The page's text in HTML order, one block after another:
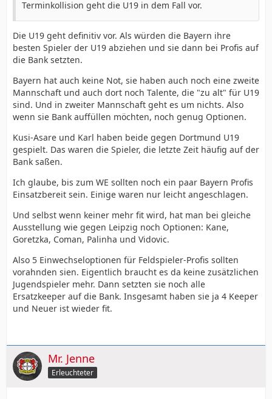
Terminkollision geht die U19 in dem Fall vor.
Die U19 geht definitiv vor. Als würden die Bayern ihre
besten Spieler der U19 abziehen und sie dann bei Profis auf
die Bank setzten.
Bayern hat auch keine Not, sie haben auch noch eine zweite
Mannschaft und auch dort noch Talente, die "zu alt" für U19
sind. Und in zweiter Mannschaft geht es um nichts. Also
wenn sie Bank auffüllen möchten, noch genug Optionen.
Kusi-Asare und Karl haben beide gegen Dortmund U19
gespielt. Das waren die Spieler, die letzte Zeit häufig auf der
Bank saßen.
Ich glaube, bis zum WE sollten noch ein paar Bayern Profis
Einsatzbereit sein. Einige waren nur leicht angeschlagen.
Und selbst wenn keiner mehr fit wird, hat man bei gleiche
Ausstellung wie gegen Leipzig noch Optionen: Kane,
Goretzka, Coman, Palinha und Vidovic.
Also 5 Einwechseloptionen für Feldspieler-Profis sollten
vorahnden sien. Eigentlich braucht es da keine zusätzlichen
Jugendspieler mehr. Dann setzten sie noch alle
Ersatzkeeper auf die Bank. Insgesamt haben sie ja 4 Keeper
und Neuer ist wieder fit.
Mr. Jenne
Erleuchteter